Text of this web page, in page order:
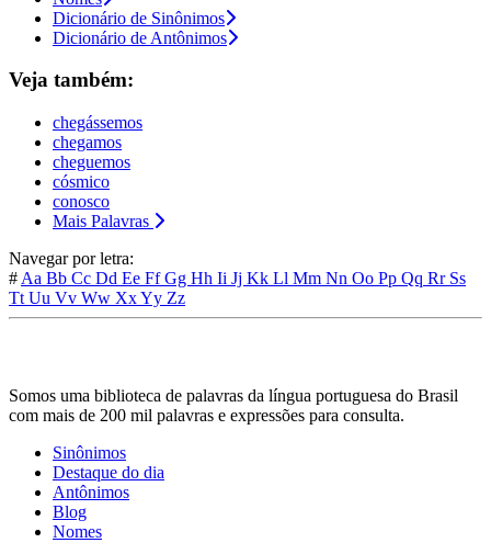
Dicionário de Sinônimos
Dicionário de Antônimos
Veja também:
chegássemos
chegamos
cheguemos
cósmico
conosco
Mais Palavras
Navegar por letra:
# Aa Bb Cc Dd Ee FfGg Hh Ii Jj Kk Ll Mm Nn Oo Pp Qq Rr Ss
Tt Uu Vv Ww XxYy Zz
Somos uma biblioteca de palavras da língua portuguesa do Brasil
com mais de 200 mil palavras e expressões para consulta.
Sinônimos
Destaque do dia
Antônimos
Blog
Nomes